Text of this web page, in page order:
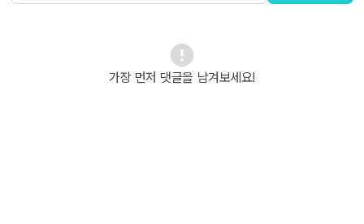
가장 먼저 댓글을 남겨보세요!